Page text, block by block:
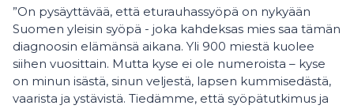
”On pysäyttävää, että eturauhassyöpä on nykyään
Suomen yleisin syöpä - joka kahdeksas mies saa tämän
diagnoosin elämänsä aikana. Yli 900 miestä kuolee
siihen vuosittain. Mutta kyse ei ole numeroista – kyse
on minun isästä, sinun veljestä, lapsen kummisedästä,
vaarista ja ystävistä. Tiedämme, että syöpätutkimus ja